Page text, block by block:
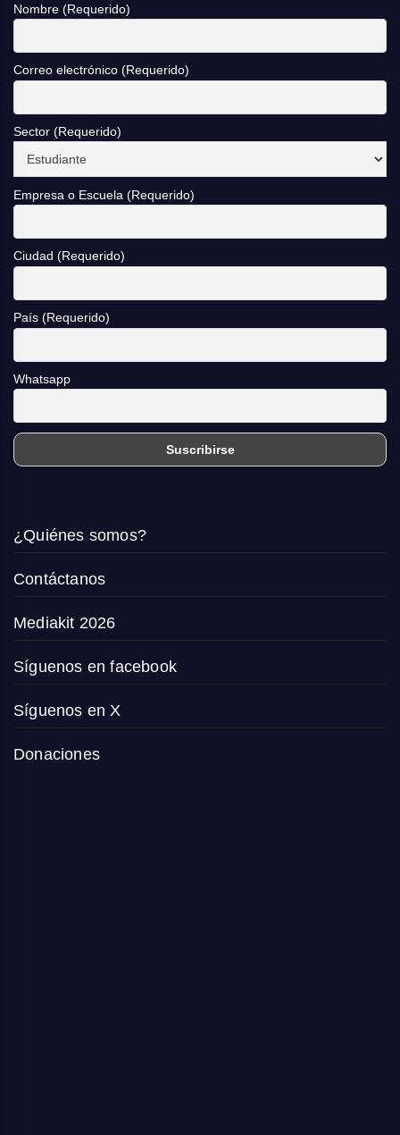
Nombre (Requerido)
Correo electrónico (Requerido)
Sector (Requerido)
Empresa o Escuela (Requerido)
Ciudad (Requerido)
País (Requerido)
Whatsapp
¿Quiénes somos?
Contáctanos
Mediakit 2026
Síguenos en facebook
Síguenos en X
Donaciones